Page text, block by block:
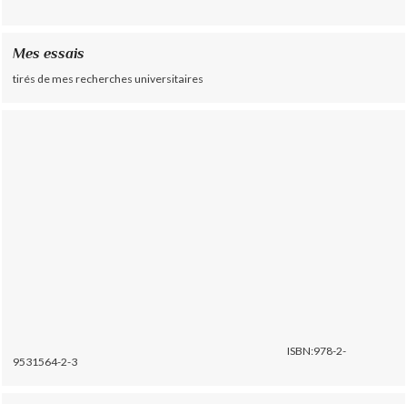
Mes essais
tirés de mes recherches universitaires
ISBN:978-2-
9531564-2-3